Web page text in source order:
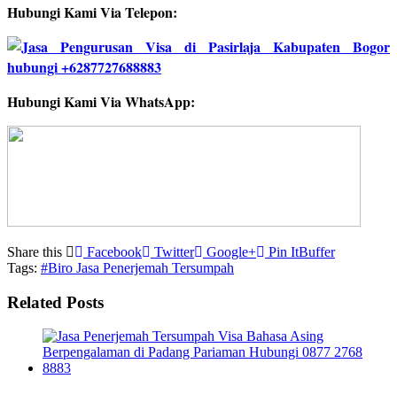
Hubungi Kami Via Telepon:
Hubungi Kami Via WhatsApp:
Share this Facebook Twitter Google+ Pin ItBuffer
Tags: #Biro Jasa Penerjemah Tersumpah
Related Posts